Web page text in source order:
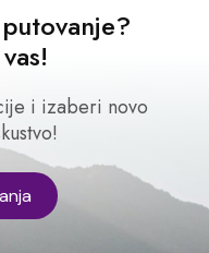
i izaberi novo